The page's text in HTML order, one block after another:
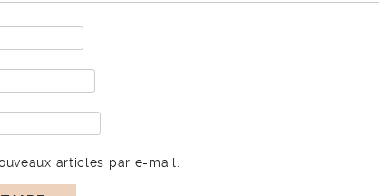
articles par e-mail.